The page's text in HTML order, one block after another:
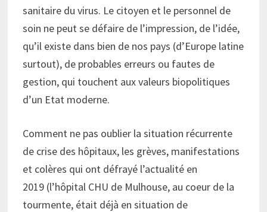
sanitaire du virus. Le citoyen et le personnel de
soin ne peut se défaire de l’impression, de l’idée,
qu’il existe dans bien de nos pays (d’Europe latine
surtout), de probables erreurs ou fautes de
gestion, qui touchent aux valeurs biopolitiques
d’un Etat moderne.
Comment ne pas oublier la situation récurrente
de crise des hôpitaux, les grèves, manifestations
et colères qui ont défrayé l’actualité en
2019 (l’hôpital CHU de Mulhouse, au coeur de la
tourmente, était déjà en situation de